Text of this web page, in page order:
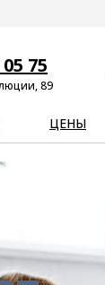
ЦЕНЫ
75
89